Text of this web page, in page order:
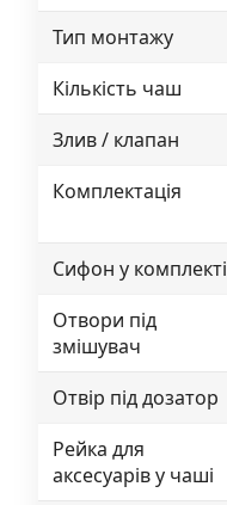
Тип монтажу
Кількість чаш
Злив / клапан
Комплектація
Сифон у комплекті
Отвори під
змішувач
Отвір під дозатор
Рейка для
аксесуарів у чаші